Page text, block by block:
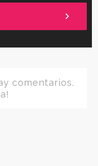
chevron_right
comentarios.